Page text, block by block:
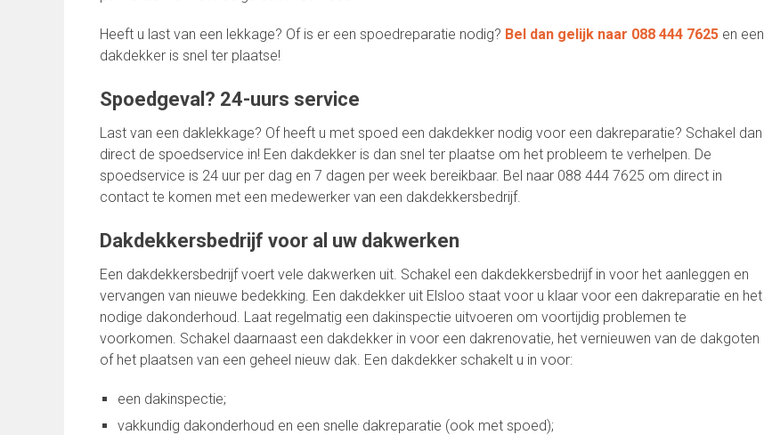
Heeft u last van een lekkage? Of is er een spoedreparatie nodig? Bel dan gelijk naar 088 444 7625 en een
dakdekker is snel ter plaatse!
Spoedgeval? 24-uurs service
Last van een daklekkage? Of heeft u met spoed een dakdekker nodig voor een dakreparatie? Schakel dan
direct de spoedservice in! Een dakdekker is dan snel ter plaatse om het probleem te verhelpen. De
spoedservice is 24 uur per dag en 7 dagen per week bereikbaar. Bel naar 088 444 7625 om direct in
contact te komen met een medewerker van een dakdekkersbedrijf.
Dakdekkersbedrijf voor al uw dakwerken
Een dakdekkersbedrijf voert vele dakwerken uit. Schakel een dakdekkersbedrijf in voor het aanleggen en
vervangen van nieuwe bedekking. Een dakdekker uit Elsloo staat voor u klaar voor een dakreparatie en het
nodige dakonderhoud. Laat regelmatig een dakinspectie uitvoeren om voortijdig problemen te
voorkomen. Schakel daarnaast een dakdekker in voor een dakrenovatie, het vernieuwen van de dakgoten
of het plaatsen van een geheel nieuw dak. Een dakdekker schakelt u in voor:
een dakinspectie;
vakkundig dakonderhoud en een snelle dakreparatie (ook met spoed);